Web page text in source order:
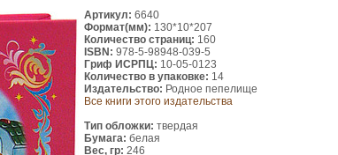
Артикул: 6640
Формат(мм): 130*10*207
Количество страниц: 160
ISBN: 978-5-98948-039-5
Гриф ИСРПЦ: 10-05-0123
Количество в упаковке: 14
Издательство: Родное пепелище
Все книги этого издательства
Тип обложки: твердая
Бумага: белая
Вес, гр: 246